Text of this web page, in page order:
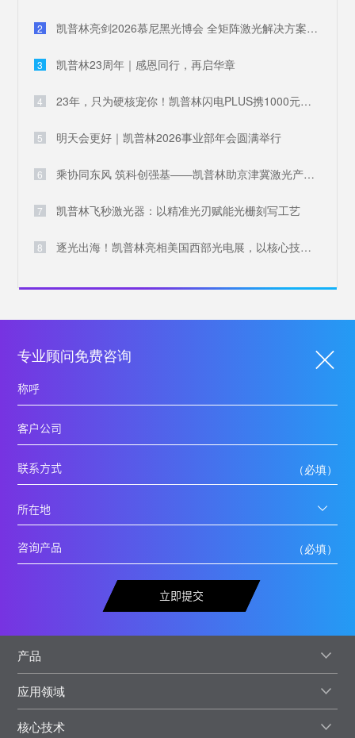
2 凯普林亮剑2026慕尼黑光博会 全矩阵激光解决方案破解全球产业痛点
3 凯普林23周年｜感恩同行，再启华章
4 23年，只为硬核宠你！凯普林闪电PLUS携1000元豪礼，引爆全场
5 明天会更好｜凯普林2026事业部年会圆满举行
6 乘协同东风 筑科创强基——凯普林助京津冀激光产业共兴
7 凯普林飞秒激光器：以精准光刃赋能光栅刻写工艺
8 逐光出海！凯普林亮相美国西部光电展，以核心技术叩响国际大门
专业顾问免费咨询
立即提交
产品
应用领域
核心技术